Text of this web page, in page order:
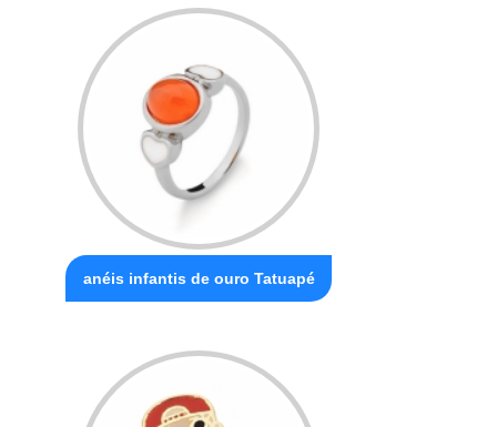
anéis infantis de ouro Tatuapé